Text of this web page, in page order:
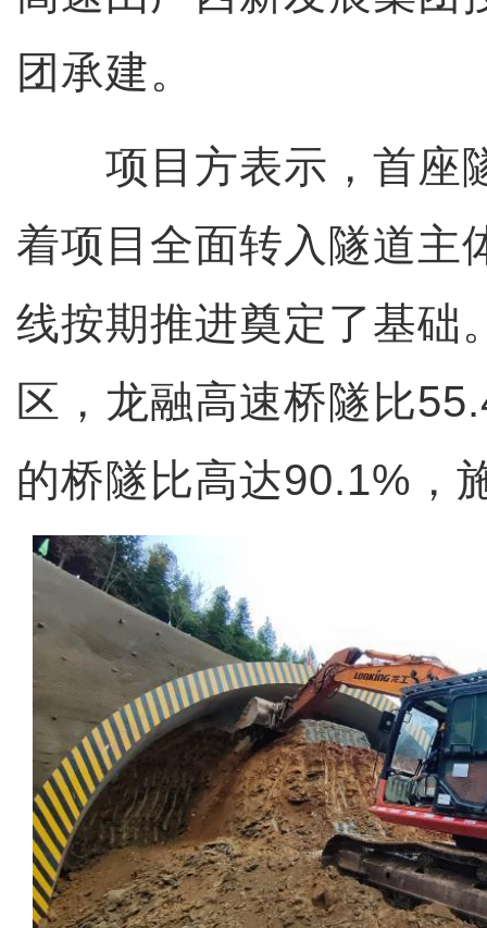
团承建。
项目方表示，首座
着项目全面转入隧道主
线按期推进奠定了基础
区，龙融高速桥隧比
的桥隧比高达90.1%，